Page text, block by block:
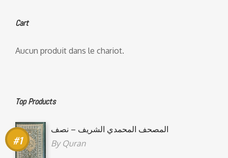
Cart
Aucun produit dans le chariot.
Top Products
المصحف المحمدي الشريف – نصف
By Quran